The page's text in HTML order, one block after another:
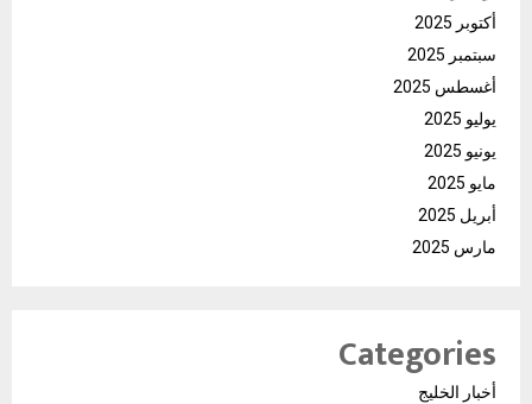
أكتوبر 2025
سبتمبر 2025
أغسطس 2025
يوليو 2025
يونيو 2025
مايو 2025
أبريل 2025
مارس 2025
Categories
أخبار الخليج